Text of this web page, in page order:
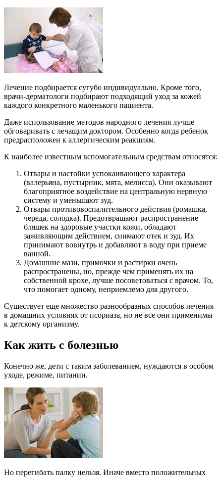
Лечение подбирается сугубо индивидуально. Кроме того,
врачи-дерматологи подбирают подходящий уход за кожей
каждого конкретного маленького пациента.
Даже использование методов народного лечения лучше
обговаривать с лечащим доктором. Особенно когда ребенок
предрасположен к аллергическим реакциям.
К наиболее известным вспомогательным средствам относятся:
Отвары и настойки успокаивающего характера
(валерьяна, пустырник, мята, мелисса). Они оказывают
благоприятное воздействие на центральную нервную
систему и уменьшают зуд.
Отвары противовоспалительного действия (ромашка,
череда, солодка). Предотвращают распространение
бляшек на здоровые участки кожи, обладают
заживляющим действием, снимают отек и зуд. Их
принимают вовнутрь и добавляют в воду при приеме
ванной.
Домашние мази, примочки и растирки очень
распространены, но, прежде чем применять их на
собственной крохе, лучше посоветоваться с врачом. То,
что помогает одному, неприемлемо для другого.
Существует еще множество разнообразных способов лечения
в домашних условиях от псориаза, но не все они применимы
к детскому организму.
Как жить с болезнью
Конечно же, дети с таким заболеванием, нуждаются в особом
уходе, режиме, питании.
Но перегибать палку нельзя. Иначе вместо положительных